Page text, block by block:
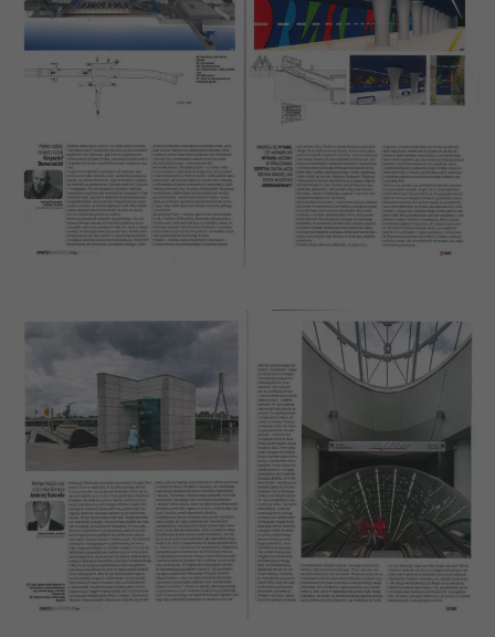
funkcjonalność
i strukturę
strony
internetowej,
na podstawie
tego, jak
strona jest
używana.
Doświadczenie
najlepiej podczas
twojego
przejścia na nią.
Jeśli odrzucisz te
pliki cookie,
niektóre funkcje
znikną ze strony
internetowej.
Marketing
Udostępniając
swoje